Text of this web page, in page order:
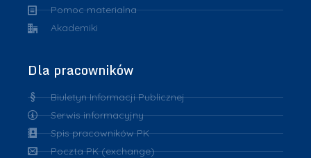
Pomoc materialna
Akademiki
Dla pracowników
Biuletyn Informacji Publicznej
Serwis informacyjny
Spis pracowników PK
Poczta PK (exchange)